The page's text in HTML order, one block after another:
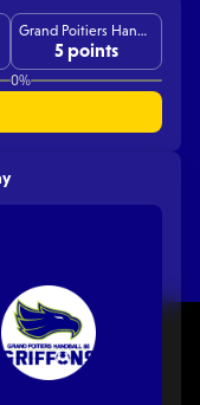
Grand Poitiers Handball 86
5 points
0%